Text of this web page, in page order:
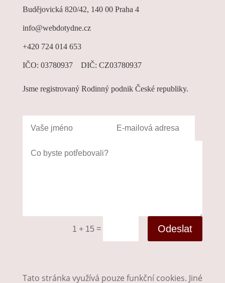
Budějovická 820/42, 140 00 Praha 4
info@webdotydne.cz
+420 724 014 653
IČO: 03780937 DIČ: CZ03780937
Jsme registrovaný Rodinný podnik České republiky.
1 + 15 = Odeslat
Tato stránka využívá pouze funkční cookies. Jiné